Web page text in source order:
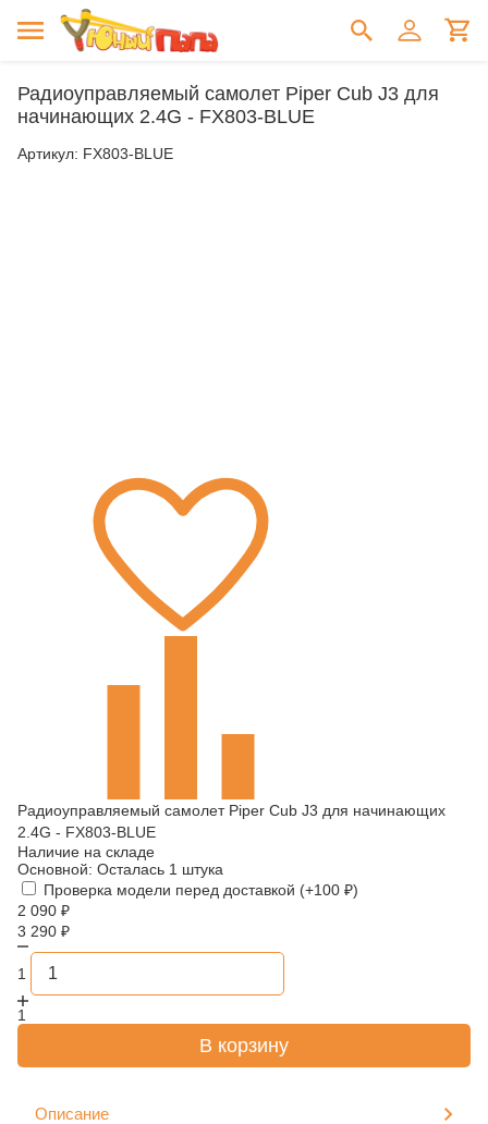
Радиоуправляемый самолет Piper Cub J3 для
начинающих 2.4G - FX803-BLUE
Артикул: FX803-BLUE
Радиоуправляемый самолет Piper Cub J3 для начинающих
2.4G - FX803-BLUE
Наличие на складе
Основной: Осталась 1 штука
Проверка модели перед доставкой (+100 ₽)
2 090 ₽
3 290 ₽
1
1
В корзину
Описание